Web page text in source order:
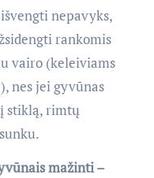
nepavyks,
rankomis
vairo (keleiviams
nes jei gyvūnas
stiklą, rimtų
mažinti –